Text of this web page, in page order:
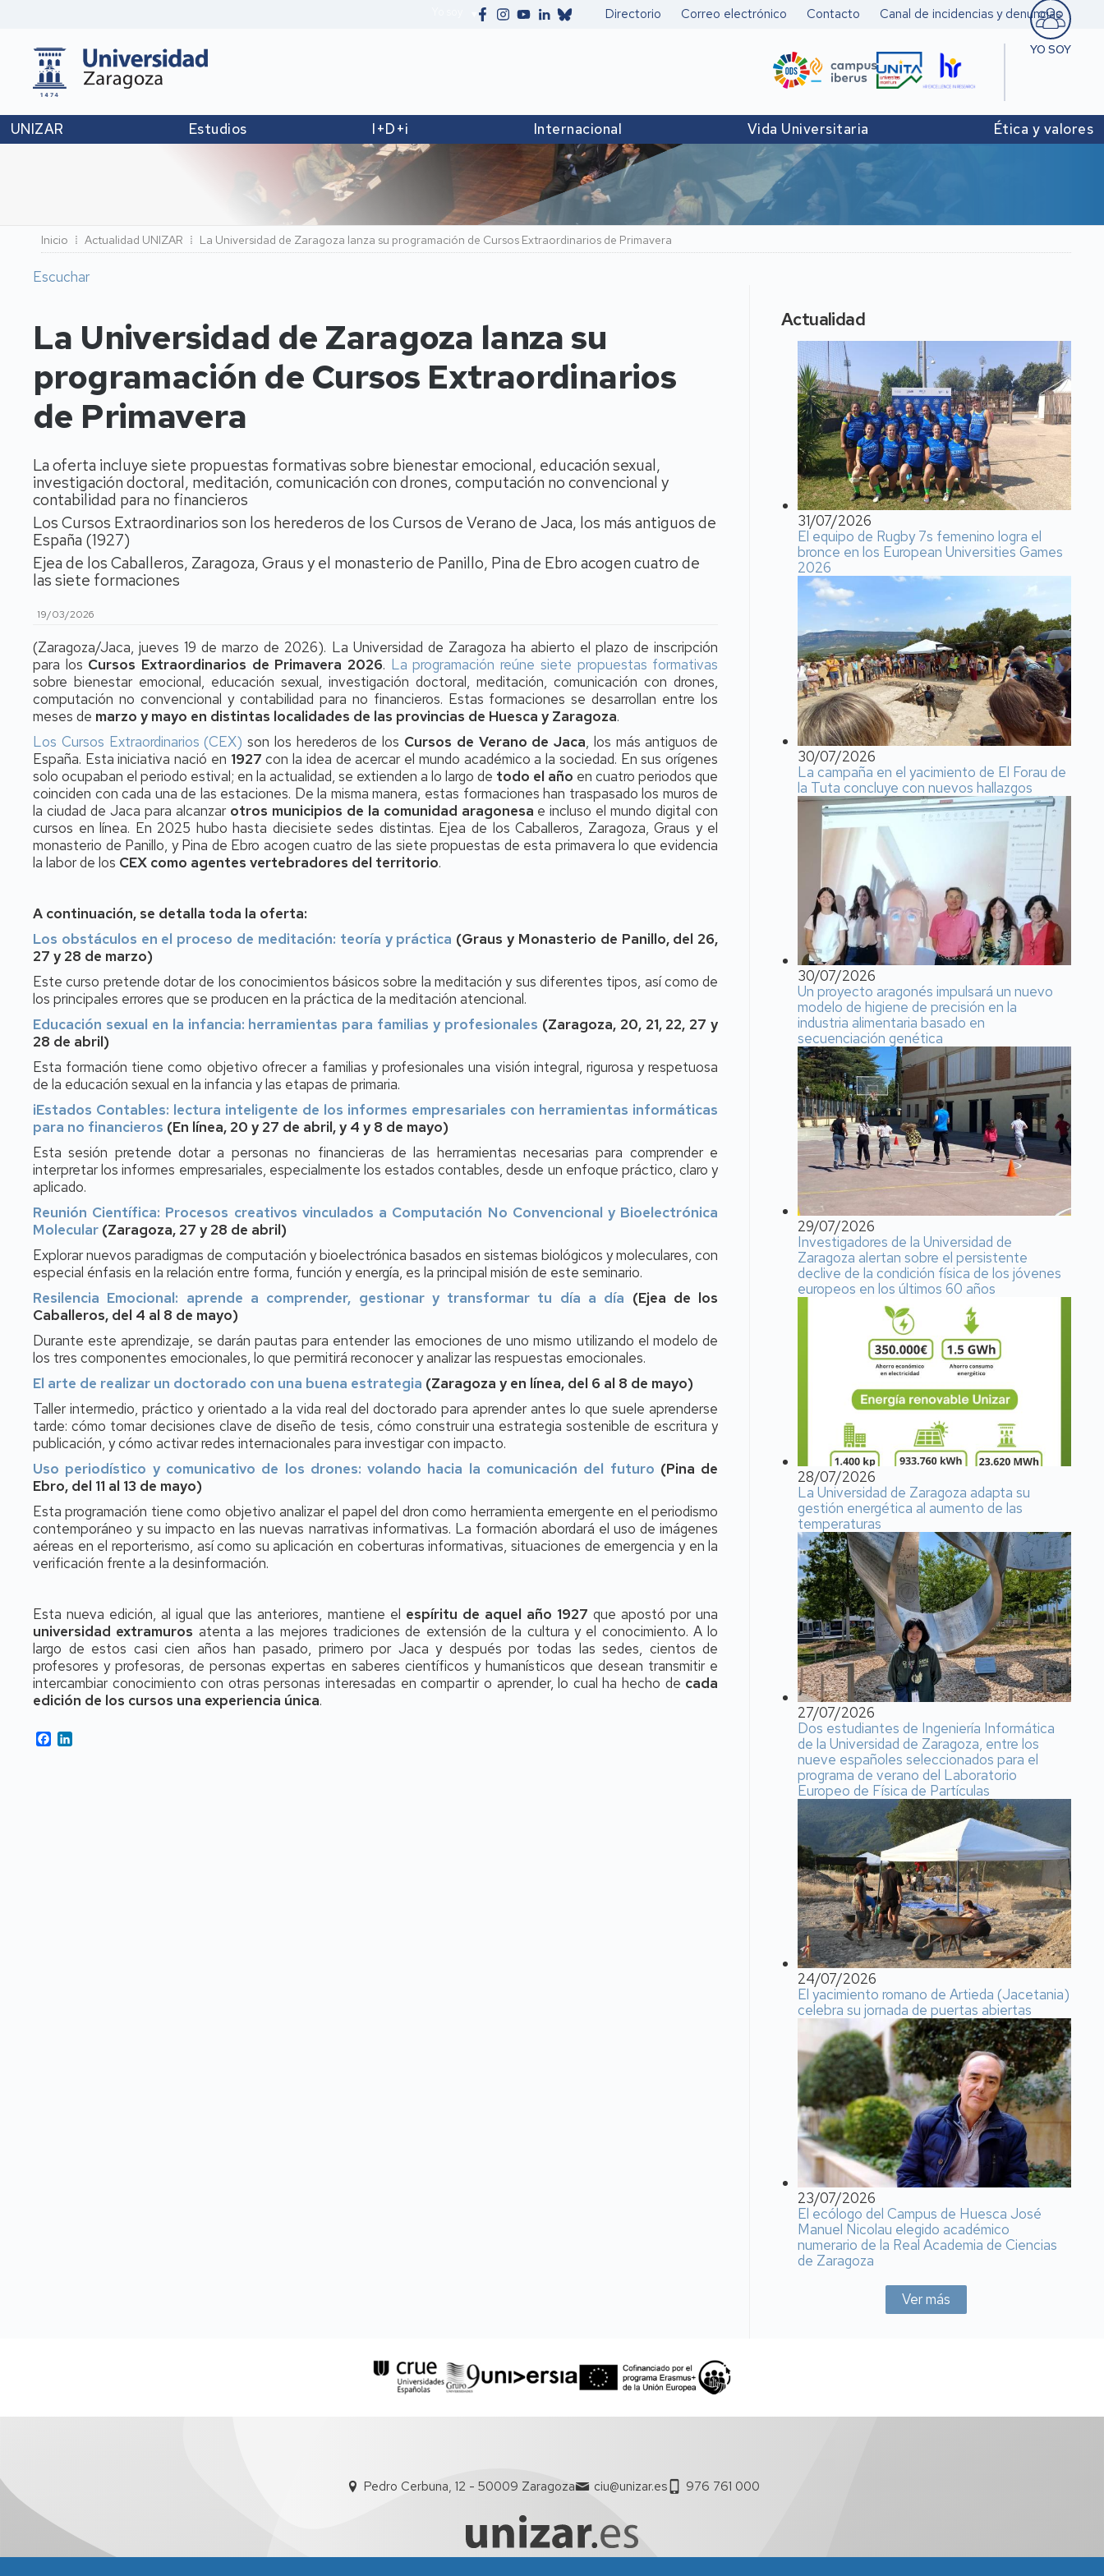
Secundario
Directorio Correo electrónico Contacto Canal de incidencias y denuncias
YO SOY
Pers.
UNIZAR Estudios I+D+i Internacional Vida Universitaria Ética y valores
Ruta
de
navegación
Inicio Actualidad UNIZAR La Universidad de Zaragoza lanza su programación de Cursos Extraordinarios de Primavera
Escuchar
La Universidad de Zaragoza lanza su
programación de Cursos Extraordinarios
de Primavera
La oferta incluye siete propuestas formativas sobre bienestar emocional, educación sexual,
investigación doctoral, meditación, comunicación con drones, computación no convencional y
contabilidad para no financieros
Los Cursos Extraordinarios son los herederos de los Cursos de Verano de Jaca, los más antiguos de
España (1927)
Ejea de los Caballeros, Zaragoza, Graus y el monasterio de Panillo, Pina de Ebro acogen cuatro de
las siete formaciones
19/03/2026
(Zaragoza/Jaca, jueves 19 de marzo de 2026). La Universidad de Zaragoza ha abierto el plazo de inscripción
para los Cursos Extraordinarios de Primavera 2026. La programación reúne siete propuestas formativas
sobre bienestar emocional, educación sexual, investigación doctoral, meditación, comunicación con drones,
computación no convencional y contabilidad para no financieros. Estas formaciones se desarrollan entre los
meses de marzo y mayo en distintas localidades de las provincias de Huesca y Zaragoza.
Los Cursos Extraordinarios (CEX) son los herederos de los Cursos de Verano de Jaca, los más antiguos de
España. Esta iniciativa nació en 1927 con la idea de acercar el mundo académico a la sociedad. En sus orígenes
solo ocupaban el periodo estival; en la actualidad, se extienden a lo largo de todo el año en cuatro periodos que
coinciden con cada una de las estaciones. De la misma manera, estas formaciones han traspasado los muros de
la ciudad de Jaca para alcanzar otros municipios de la comunidad aragonesa e incluso el mundo digital con
cursos en línea. En 2025 hubo hasta diecisiete sedes distintas. Ejea de los Caballeros, Zaragoza, Graus y el
monasterio de Panillo, y Pina de Ebro acogen cuatro de las siete propuestas de esta primavera lo que evidencia
la labor de los CEX como agentes vertebradores del territorio.
A continuación, se detalla toda la oferta:
Los obstáculos en el proceso de meditación: teoría y práctica (Graus y Monasterio de Panillo, del 26,
27 y 28 de marzo)
Este curso pretende dotar de los conocimientos básicos sobre la meditación y sus diferentes tipos, así como de
los principales errores que se producen en la práctica de la meditación atencional.
Educación sexual en la infancia: herramientas para familias y profesionales (Zaragoza, 20, 21, 22, 27 y
28 de abril)
Esta formación tiene como objetivo ofrecer a familias y profesionales una visión integral, rigurosa y respetuosa
de la educación sexual en la infancia y las etapas de primaria.
iEstados Contables: lectura inteligente de los informes empresariales con herramientas informáticas
para no financieros (En línea, 20 y 27 de abril, y 4 y 8 de mayo)
Esta sesión pretende dotar a personas no financieras de las herramientas necesarias para comprender e
interpretar los informes empresariales, especialmente los estados contables, desde un enfoque práctico, claro y
aplicado.
Reunión Científica: Procesos creativos vinculados a Computación No Convencional y Bioelectrónica
Molecular (Zaragoza, 27 y 28 de abril)
Explorar nuevos paradigmas de computación y bioelectrónica basados en sistemas biológicos y moleculares, con
especial énfasis en la relación entre forma, función y energía, es la principal misión de este seminario.
Resilencia Emocional: aprende a comprender, gestionar y transformar tu día a día (Ejea de los
Caballeros, del 4 al 8 de mayo)
Durante este aprendizaje, se darán pautas para entender las emociones de uno mismo utilizando el modelo de
los tres componentes emocionales, lo que permitirá reconocer y analizar las respuestas emocionales.
El arte de realizar un doctorado con una buena estrategia (Zaragoza y en línea, del 6 al 8 de mayo)
Taller intermedio, práctico y orientado a la vida real del doctorado para aprender antes lo que suele aprenderse
tarde: cómo tomar decisiones clave de diseño de tesis, cómo construir una estrategia sostenible de escritura y
publicación, y cómo activar redes internacionales para investigar con impacto.
Uso periodístico y comunicativo de los drones: volando hacia la comunicación del futuro (Pina de
Ebro, del 11 al 13 de mayo)
Esta programación tiene como objetivo analizar el papel del dron como herramienta emergente en el periodismo
contemporáneo y su impacto en las nuevas narrativas informativas. La formación abordará el uso de imágenes
aéreas en el reporterismo, así como su aplicación en coberturas informativas, situaciones de emergencia y en la
verificación frente a la desinformación.
Esta nueva edición, al igual que las anteriores, mantiene el espíritu de aquel año 1927 que apostó por una
universidad extramuros atenta a las mejores tradiciones de extensión de la cultura y el conocimiento. A lo
largo de estos casi cien años han pasado, primero por Jaca y después por todas las sedes, cientos de
profesores y profesoras, de personas expertas en saberes científicos y humanísticos que desean transmitir e
intercambiar conocimiento con otras personas interesadas en compartir o aprender, lo cual ha hecho de cada
edición de los cursos una experiencia única.
Facebook
Actualidad
31/07/2026
El equipo de Rugby 7s femenino logra el
bronce en los European Universities Games
2026
30/07/2026
La campaña en el yacimiento de El Forau de
la Tuta concluye con nuevos hallazgos
30/07/2026
Un proyecto aragonés impulsará un nuevo
modelo de higiene de precisión en la
industria alimentaria basado en
secuenciación genética
29/07/2026
Investigadores de la Universidad de
Zaragoza alertan sobre el persistente
declive de la condición física de los jóvenes
europeos en los últimos 60 años
28/07/2026
La Universidad de Zaragoza adapta su
gestión energética al aumento de las
temperaturas
27/07/2026
Dos estudiantes de Ingeniería Informática
de la Universidad de Zaragoza, entre los
nueve españoles seleccionados para el
programa de verano del Laboratorio
Europeo de Física de Partículas
24/07/2026
El yacimiento romano de Artieda (Jacetania)
celebra su jornada de puertas abiertas
23/07/2026
El ecólogo del Campus de Huesca José
Manuel Nicolau elegido académico
numerario de la Real Academia de Ciencias
de Zaragoza
Ver más
Pedro Cerbuna, 12 - 50009 Zaragoza ciu@unizar.es 976 761 000